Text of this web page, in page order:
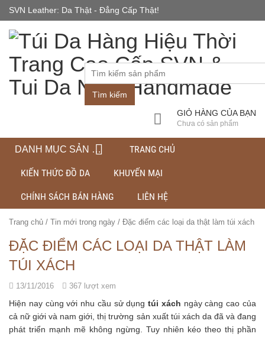
SVN Leather: Da Thật - Đẳng Cấp Thật!
- (HCM) 091 693
6789 - (NB) 0961
596 596
Thứ 2-CN : 8h-19h30
Tìm kiếm
GIỎ HÀNG CỦA BẠN
Chưa có sản phẩm
DANH MỤC SẢN PHẨM TRANG CHỦ
KIẾN THỨC ĐỒ DA KHUYẾN MẠI
CHÍNH SÁCH BÁN HÀNG LIÊN HỆ
Trang chủ / Tin mới trong ngày / Đặc điểm các loại da thật làm túi xách
ĐẶC ĐIỂM CÁC LOẠI DA THẬT LÀM
TÚI XÁCH
13/11/2016 367 lượt xem
Hiện nay cùng với nhu cầu sử dụngtúi xách ngày càng cao của
cả nữ giới và nam giới, thị trường sản xuất túi xách da đã và đang
phát triển mạnh mẽ không ngừng. Tuy nhiên kéo theo thị phần